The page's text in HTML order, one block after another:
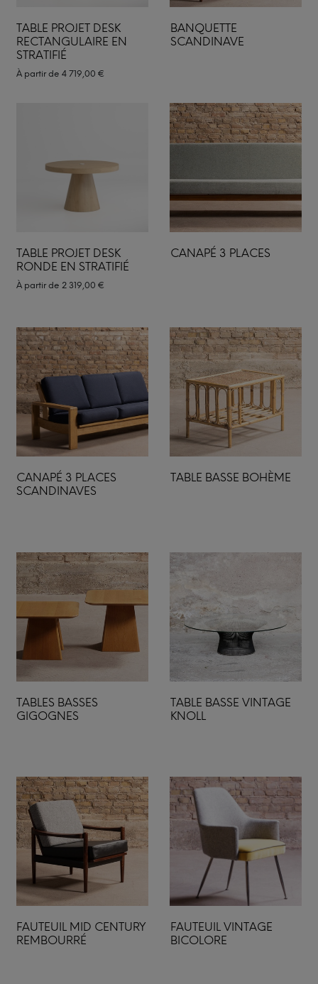
TABLE PROJET DESK
RECTANGULAIRE EN
STRATIFIÉ
À partir de 4 719,00 €
BANQUETTE
SCANDINAVE
TABLE PROJET DESK
RONDE EN STRATIFIÉ
À partir de 2 319,00 €
CANAPÉ 3 PLACES
CANAPÉ 3 PLACES
SCANDINAVES
TABLE BASSE BOHÈME
TABLES BASSES
GIGOGNES
TABLE BASSE VINTAGE
KNOLL
FAUTEUIL MID CENTURY
REMBOURRÉ
FAUTEUIL VINTAGE
BICOLORE